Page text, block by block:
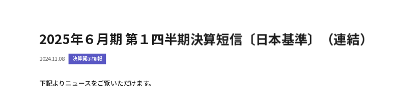
2025年６月期 第１四半期決算短信〔日本基準〕（連結）
2024.11.08 決算開示情報
下記よりニュースをご覧いただけます。